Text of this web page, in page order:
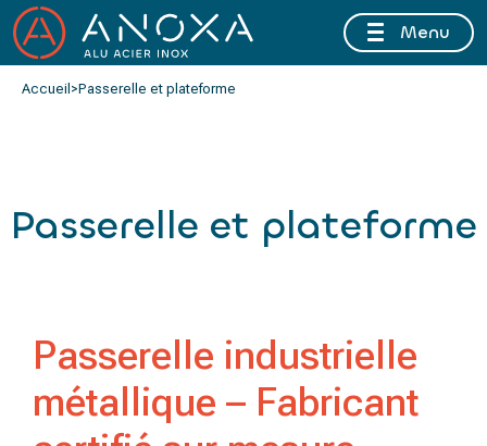
FERMETURE ESTIVALE DU 10 AU 16 AOÛT 2026 INCLUSMenu
Accueil >Passerelle et plateforme
Passerelle et plateforme
Passerelle industrielle
métallique – Fabricant